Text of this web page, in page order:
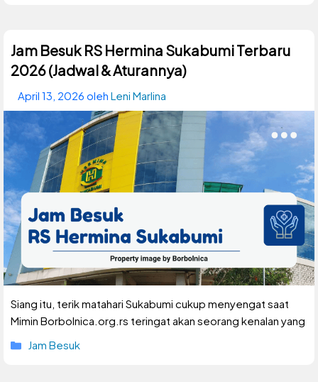
Jam Besuk RS Hermina Sukabumi Terbaru
2026 (Jadwal & Aturannya)
April 13, 2026 oleh Leni Marlina
Siang itu, terik matahari Sukabumi cukup menyengat saat
Mimin Borbolnica.org.rs teringat akan seorang kenalan yang
Kategori
Jam Besuk